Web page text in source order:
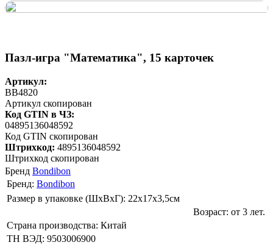
Пазл-игра "Математика", 15 карточек
Артикул:
BB4820
Артикул скопирован
Код GTIN в ЧЗ:
04895136048592
Код GTIN скопирован
Штрихкод: 4895136048592
Штрихкод скопирован
Бренд Bondibon
Бренд: Bondibon
Размер в упаковке (ШхВxГ): 22х17х3,5cм
Возраст: от 3 лет.
Страна производства: Китай
ТН ВЭД: 9503006900